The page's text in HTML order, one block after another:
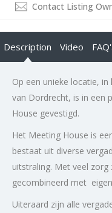
Contact Listing
Description Video
Op een unieke locatie,
van Dordrecht, is in een
House gevestigd.
Het Meeting House is
bestaat uit diverse
uitstraling. Met veel
gecombineerd met
Uiteraard zijn alle